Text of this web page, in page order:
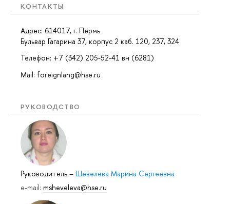
КОНТАКТЫ
Адрес: 614017, г. Пермь
Бульвар Гагарина 37, корпус 2 каб. 120, 237, 324
Телефон: +7 (342) 205-52-41 вн (6281)
Mail: foreignlang@hse.ru
РУКОВОДСТВО
Руководитель – Шевелева Марина Сергеевна
e-mail: msheveleva@hse.ru